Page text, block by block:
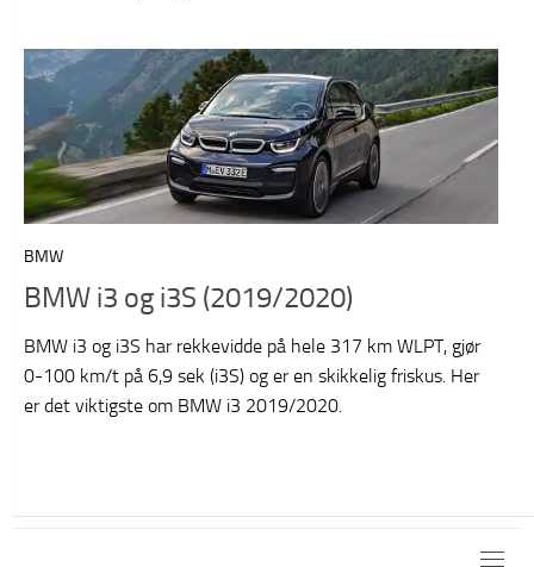
BMW
BMW i3 og i3S (2019/2020)
BMW i3 og i3S har rekkevidde på hele 317 km WLPT, gjør
0-100 km/t på 6,9 sek (i3S) og er en skikkelig friskus. Her
er det viktigste om BMW i3 2019/2020.